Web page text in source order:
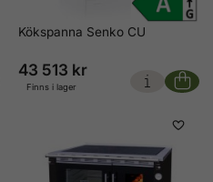
Kökspanna Senko CU
43 513 kr
Finns i lager